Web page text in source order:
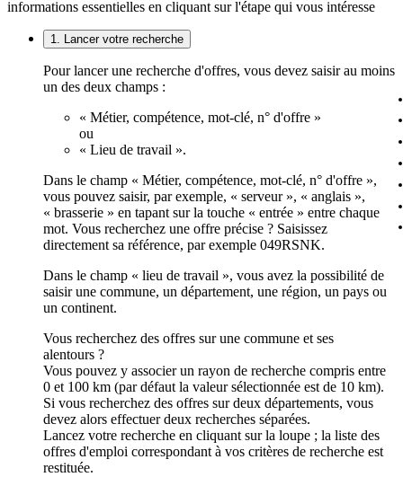
informations essentielles en cliquant sur l'étape qui vous intéresse
1. Lancer votre recherche
Pour lancer une recherche d'offres, vous devez saisir au moins
un des deux champs :
« Métier, compétence, mot-clé, n° d'offre »
ou
« Lieu de travail ».
Dans le champ « Métier, compétence, mot-clé, n° d'offre »,
vous pouvez saisir, par exemple, « serveur », « anglais »,
« brasserie » en tapant sur la touche « entrée » entre chaque
mot. Vous recherchez une offre précise ? Saisissez
directement sa référence, par exemple 049RSNK.
Dans le champ « lieu de travail », vous avez la possibilité de
saisir une commune, un département, une région, un pays ou
un continent.
Vous recherchez des offres sur une commune et ses
alentours ?
Vous pouvez y associer un rayon de recherche compris entre
0 et 100 km (par défaut la valeur sélectionnée est de 10 km).
Si vous recherchez des offres sur deux départements, vous
devez alors effectuer deux recherches séparées.
Lancez votre recherche en cliquant sur la loupe ; la liste des
offres d'emploi correspondant à vos critères de recherche est
restituée.